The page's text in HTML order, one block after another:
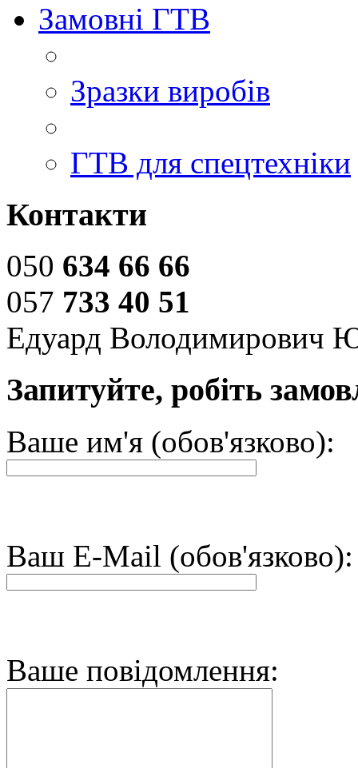
Замовні ГТВ
Зразки виробів
ГТВ для спецтехніки
Контакти
050 634 66 66
057 733 40 51
Едуард Володимирович
Запитуйте, робіть
Ваше им'я (обов'язково):
Ваш E-Mail (обов'язково):
Ваше повідомлення: